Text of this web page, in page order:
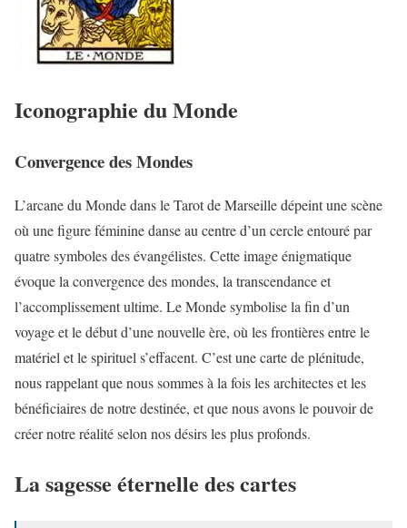
Iconographie du Monde
Convergence des Mondes
L’arcane du Monde dans le Tarot de Marseille dépeint une scène
où une figure féminine danse au centre d’un cercle entouré par
quatre symboles des évangélistes. Cette image énigmatique
évoque la convergence des mondes, la transcendance et
l’accomplissement ultime. Le Monde symbolise la fin d’un
voyage et le début d’une nouvelle ère, où les frontières entre le
matériel et le spirituel s’effacent. C’est une carte de plénitude,
nous rappelant que nous sommes à la fois les architectes et les
bénéficiaires de notre destinée, et que nous avons le pouvoir de
créer notre réalité selon nos désirs les plus profonds.
La sagesse éternelle des cartes